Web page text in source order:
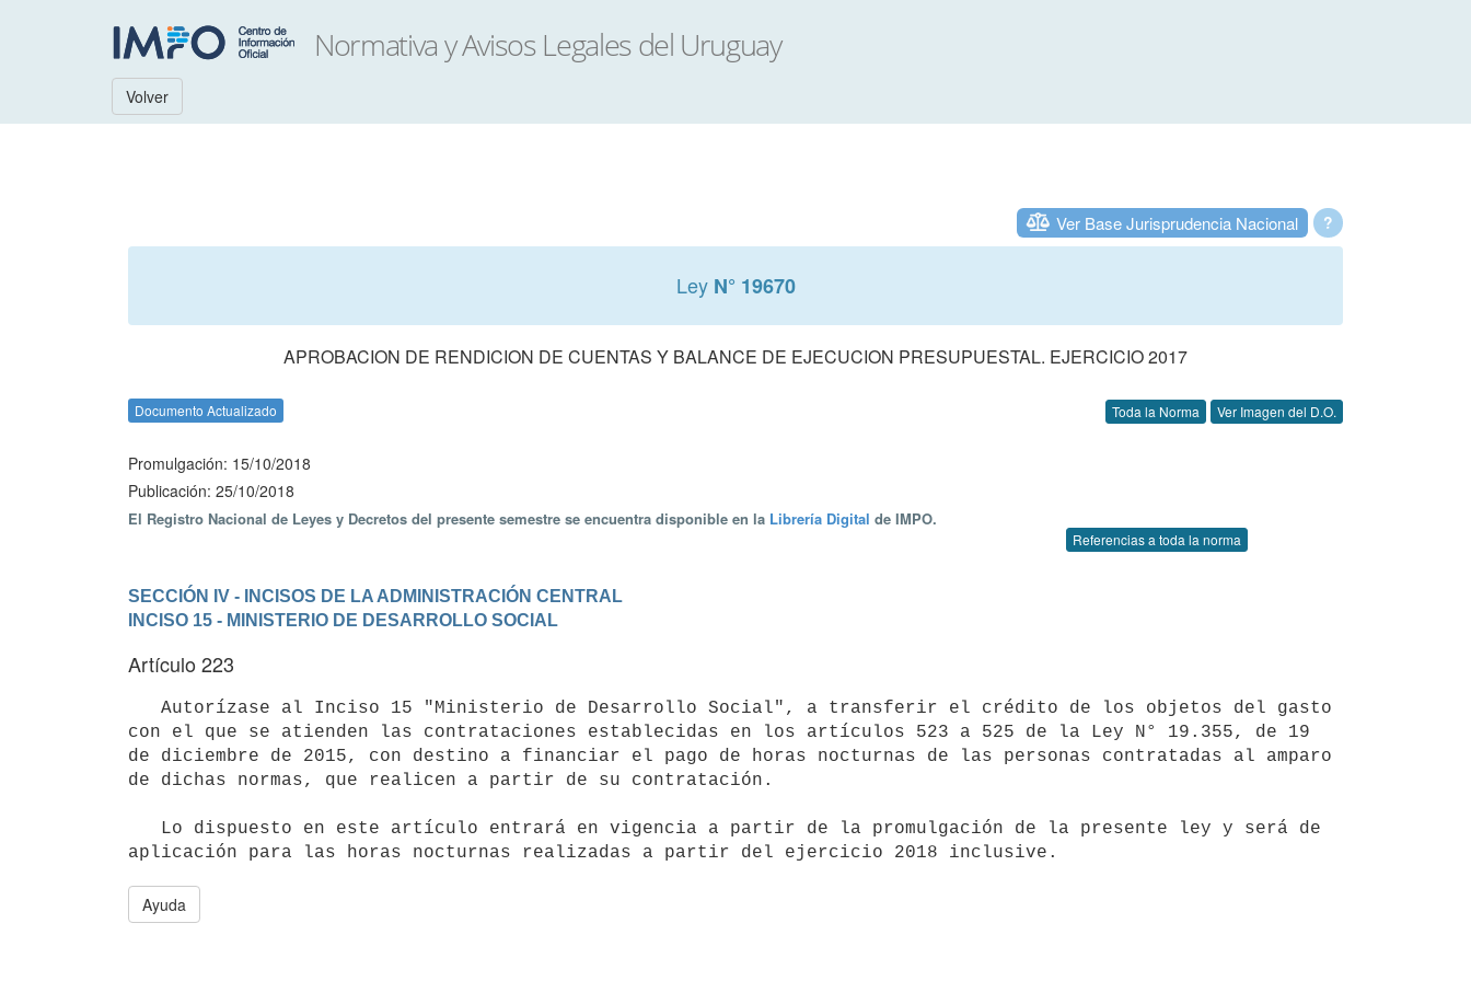
Volver
?
Ver Base Jurisprudencia Nacional
Ley N° 19670
APROBACION DE RENDICION DE CUENTAS Y BALANCE DE EJECUCION PRESUPUESTAL. EJERCICIO 2017
Documento Actualizado Toda la Norma Ver Imagen del D.O.
Promulgación: 15/10/2018
Publicación: 25/10/2018
El Registro Nacional de Leyes y Decretos del presente semestre se encuentra disponible en la Librería Digital de IMPO.
Referencias a toda la norma
SECCIÓN IV - INCISOS DE LA ADMINISTRACIÓN CENTRAL
INCISO 15 - MINISTERIO DE DESARROLLO SOCIAL
Artículo 223
con el que se atienden las contrataciones establecidas en los artículos 523 a 525 de la Ley N° 19.355, de 19
de diciembre de 2015, con destino a financiar el pago de horas nocturnas de las personas contratadas al amparo
de dichas normas, que realicen a partir de su contratación.
Ayuda